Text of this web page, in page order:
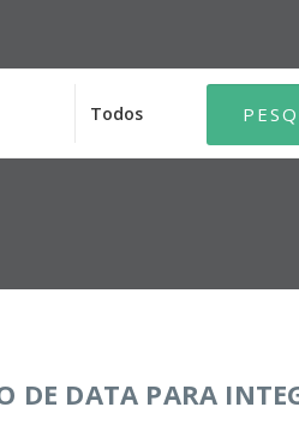
DE DATA PARA